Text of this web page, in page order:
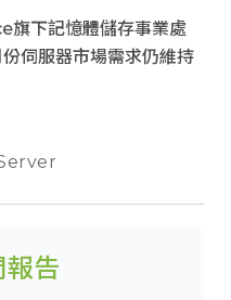
下記憶體儲存事業處
伺服器市場需求仍維持
報告